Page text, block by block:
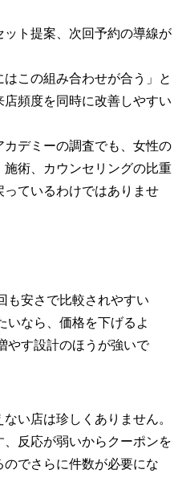
ト提案、次回予約の導線が
この組み合わせが合う」と
頻度を同時に改善しやすい
デミーの調査でも、女性の
術、カウンセリングの比重
ているわけではありませ
も安さで比較されやすい
いなら、価格を下げるよ
やす設計のほうが強いで
い店は珍しくありません。
反応が弱いからクーポンを
でさらに件数が必要にな